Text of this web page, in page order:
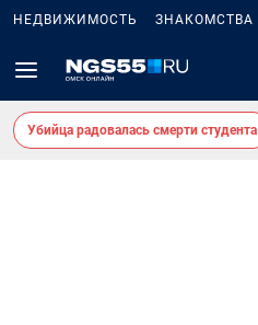
НЕДВИЖИМОСТЬ ЗНАКОМСТВА
Убийца радовалась смерти студента